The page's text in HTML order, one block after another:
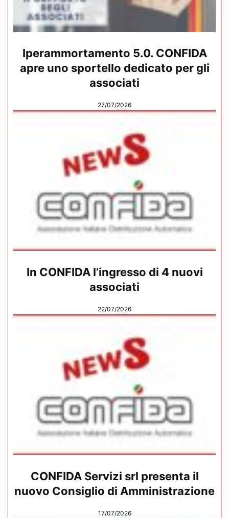
Iperammortamento 5.0. CONFIDA
apre uno sportello dedicato per gli
associati
27/07/2026
In CONFIDA l’ingresso di 4 nuovi
associati
22/07/2026
CONFIDA Servizi srl presenta il
nuovo Consiglio di Amministrazione
17/07/2026